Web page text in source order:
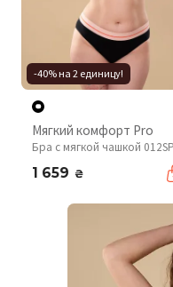
-40% на 2 единицу!
Мягкий комфорт Pro
Бра с мягкой чашкой 012SP
1 659 ₴